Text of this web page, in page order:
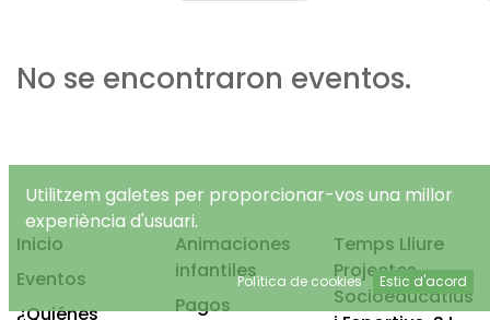
No se encontraron eventos.
Inicio
Eventos
¿Quiénes
Animaciones
infantiles
Pagos
Temps Lliure
Projectes
Socioeducatius
Utilitzem galetes per proporcionar-vos una millor
experiència d'usuari.
Política de cookies Estic d'acord